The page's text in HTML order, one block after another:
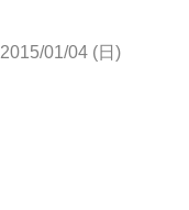
2015/01/04 (日)